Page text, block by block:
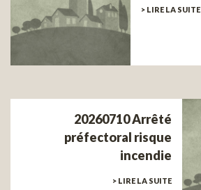
> LIRE LA SUITE
20260710 Arrêté
préfectoral risque
incendie
> LIRE LA SUITE